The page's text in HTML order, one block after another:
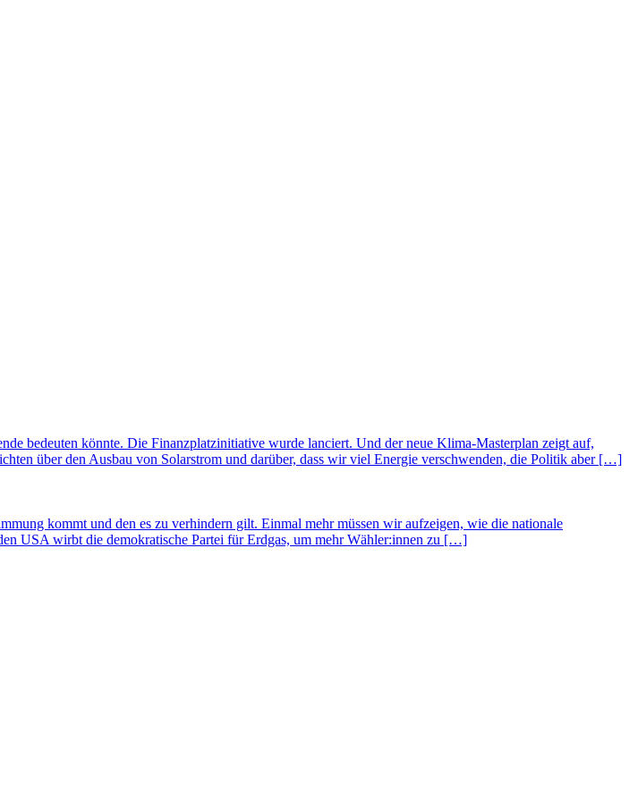
bedeuten könnte. Die Finanzplatzinitiative wurde lanciert. Und der neue Klima-Masterplan zeigt auf,
über den Ausbau von Solarstrom und darüber, dass wir viel Energie verschwenden, die Politik aber […]
kommt und den es zu verhindern gilt. Einmal mehr müssen wir aufzeigen, wie die nationale
USA wirbt die demokratische Partei für Erdgas, um mehr Wähler:innen zu […]